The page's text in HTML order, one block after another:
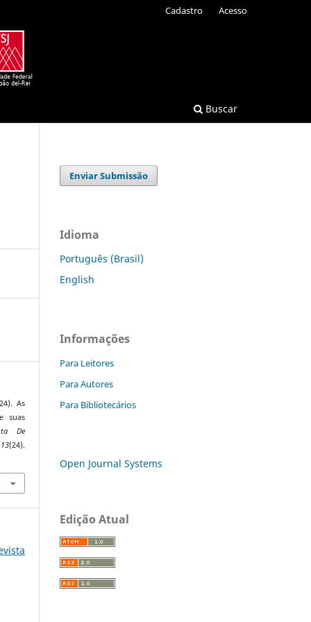
Buscar
Cadastro Acesso
As
suas
De
13(24).
Enviar Submissão
Idioma
Português (Brasil)
English
Informações
Para Leitores
Para Autores
Para Bibliotecários
Open Journal Systems
Edição Atual